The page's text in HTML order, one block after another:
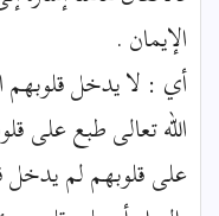
الإيمان .
أي : لا يدخل قلوبهم
الله تعالى طبع على
على قلوبهم لم